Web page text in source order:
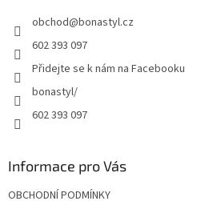
obchod@bonastyl.cz
602 393 097
Přidejte se k nám na Facebooku
bonastyl/
602 393 097
Informace pro Vás
OBCHODNÍ PODMÍNKY